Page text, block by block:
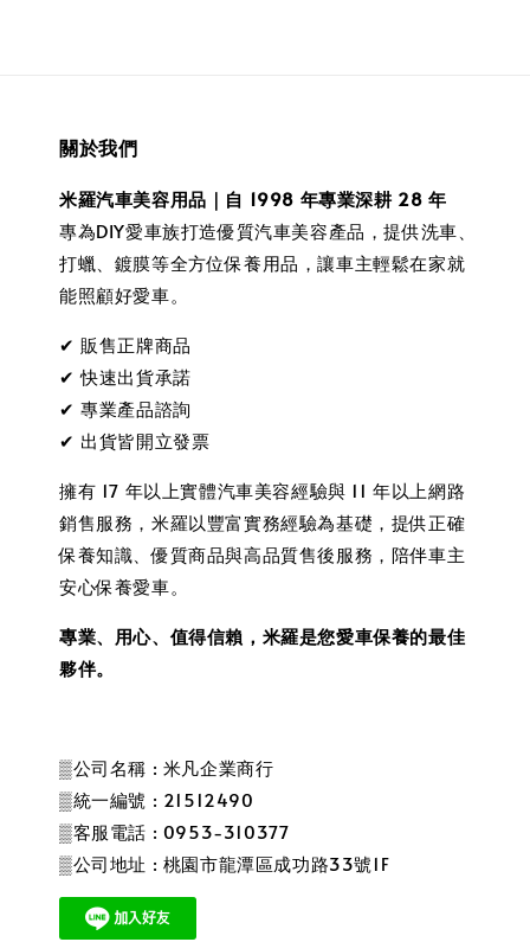
關於我們
米羅汽車美容用品｜自 1998 年專業深耕 28 年
專為DIY愛車族打造優質汽車美容產品，提供洗車、
打蠟、鍍膜等全方位保養用品，讓車主輕鬆在家就
能照顧好愛車。
✔ 販售正牌商品
✔ 快速出貨承諾
✔ 專業產品諮詢
✔ 出貨皆開立發票
擁有 17 年以上實體汽車美容經驗與 11 年以上網路
銷售服務，米羅以豐富實務經驗為基礎，提供正確
保養知識、優質商品與高品質售後服務，陪伴車主
安心保養愛車。
專業、用心、值得信賴，米羅是您愛車保養的最佳
夥伴。
▒公司名稱 : 米凡企業商行
▒統一編號 : 21512490
▒客服電話 : 0953-310377
▒公司地址 : 桃園市龍潭區成功路33號1F